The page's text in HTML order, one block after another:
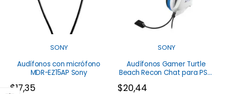
SONY
Audífonos con micrófono
MDR-EZ15AP Sony
$17,35
SONY
Audífonos Gamer Turtle
Beach Recon Chat para PS4,
$20,44